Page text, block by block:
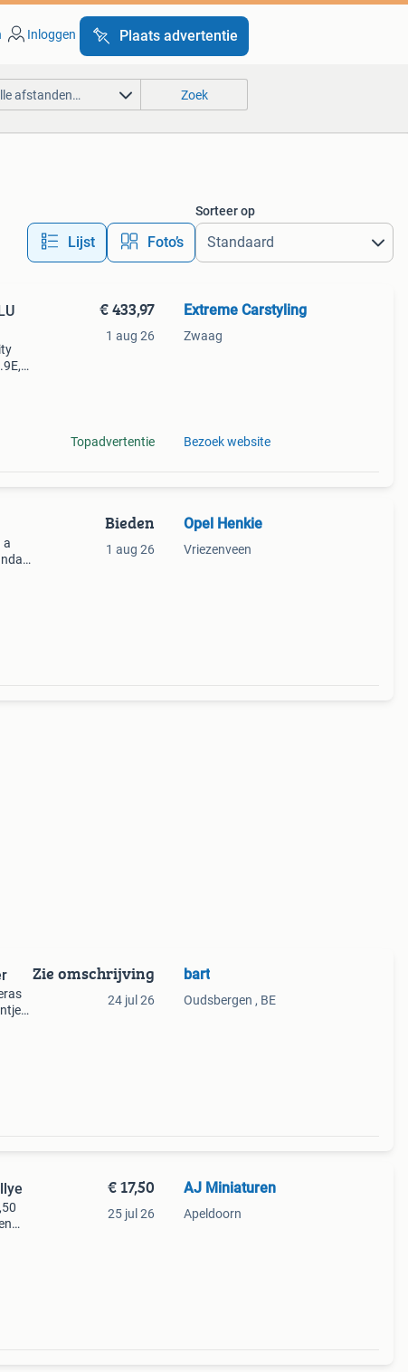
Inloggen Plaats advertentie
afstanden… Zoek
Lijst Foto’s
Sorteer op
€ 433,97
1 aug 26
Topadvertentie
Extreme Carstyling
Zwaag
Bezoek website
a
Bieden
1 aug 26
Opel Henkie
Vriezenveen
Zie omschrijving
24 jul 26
bart
Oudsbergen , BE
€ 17,50
25 jul 26
AJ Miniaturen
Apeldoorn